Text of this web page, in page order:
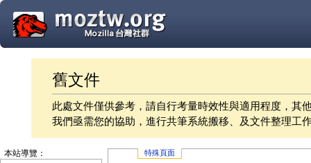
舊文件
此處文件僅供參考，請自行考量時效性與適用程度，其
我們亟需您的協助，進行共筆系統搬移、及文件整理工
特殊頁面
本站導覽：